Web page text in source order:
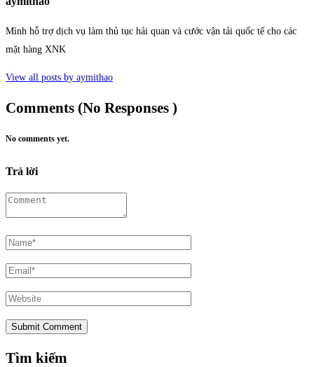
Mình hỗ trợ dịch vụ làm thủ tục hải quan và cước vận tải quốc tế cho các
mặt hàng XNK
View all posts by aymithao
Comments (No Responses )
No comments yet.
Trả lời
Tìm kiếm